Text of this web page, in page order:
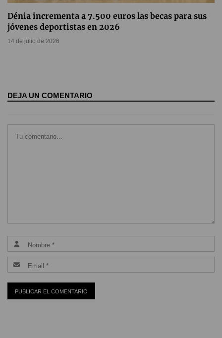
Dénia incrementa a 7.500 euros las becas para sus
jóvenes deportistas en 2026
14 de julio de 2026
DEJA UN COMENTARIO